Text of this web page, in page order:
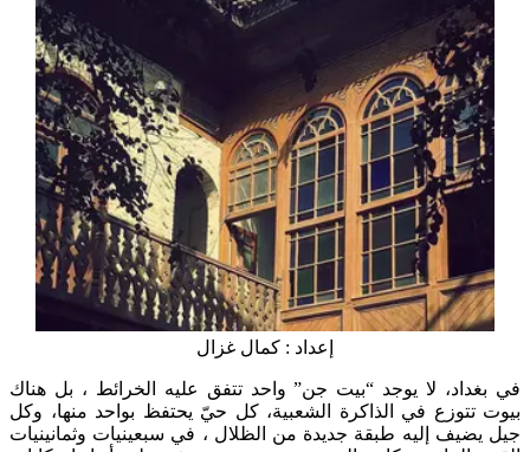
إعداد : كمال غزال
لا يوجد “بيت جن” واحد تتفق عليه الخرائط ، بل هناك
في الذاكرة الشعبية، كل حيّ يحتفظ بواحد منها، وكل
إليه طبقة جديدة من الظلال ، في سبعينيات وثمانينيات